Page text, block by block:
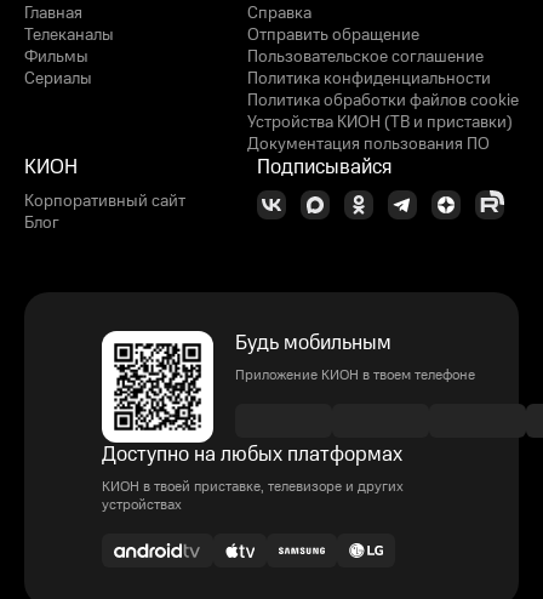
Главная
Телеканалы
Фильмы
Сериалы
Справка
Отправить обращение
Пользовательское соглашение
Политика конфиденциальности
Политика обработки файлов cookie
Устройства КИОН (ТВ и приставки)
Документация пользования ПО
КИОН
Корпоративный сайт
Блог
Подписывайся
Будь мобильным
Приложение КИОН в твоем телефоне
Доступно на любых платформах
КИОН в твоей приставке, телевизоре и других
устройствах